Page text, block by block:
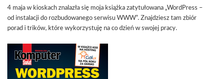
4 maja w kioskach znalazła się moja książka zatytułowana „WordPress –
od instalacji do rozbudowanego serwisu WWW”. Znajdziesz tam zbiór
porad i trików, które wykorzystuję na co dzień w swojej pracy.